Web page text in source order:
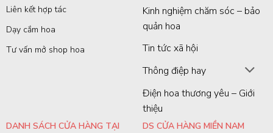
Liên kết hợp tác
Dạy cắm hoa
Tư vấn mở shop hoa
Kinh nghiệm chăm sóc – bảo
quản hoa
Tin tức xã hội
Thông điệp hay
Điện hoa thương yêu – Giới
thiệu
DANH SÁCH CỬA HÀNG TẠI
DS CỬA HÀNG MIỀN NAM